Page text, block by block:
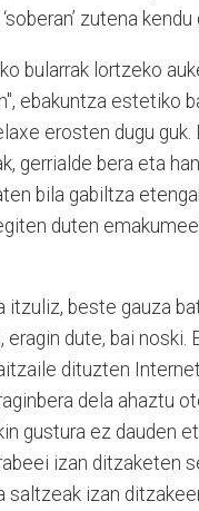
zutena kendu
bularrak lortzeko
ebakuntza estetiko
erosten dugu guk.
gerrialde bera eta
bila gabiltza
duten
itzuliz, beste gauza
eragin dute, bai
dituzten
dela ahaztu
gustura ez dauden
izan ditzaketen
saltzeak izan